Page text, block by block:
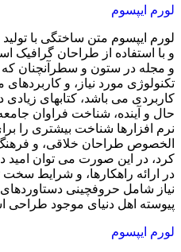
لورم ایپسوم
لورم ایپسوم متن ساختگی با
و با استفاده از طراحان گرافیک
و مجله در ستون و سطرآنچنان
تکنولوژی مورد نیاز، و کاربردهای
کاربردی می باشد، کتابهای
حال و آینده، شناخت فراوان
نرم افزارها شناخت بیشتری را
الخصوص طراحان خلاقی، و
کرد، در این صورت می توان
در ارائه راهکارها، و شرایط
نیاز شامل حروفچینی
پیوسته اهل دنیای موجود طراحی
لورم ایپسوم